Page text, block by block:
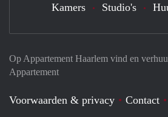
Op Appartement Haarlem vind en
Appartement
Voorwaarden & privacy Contact
Kamers Studio's